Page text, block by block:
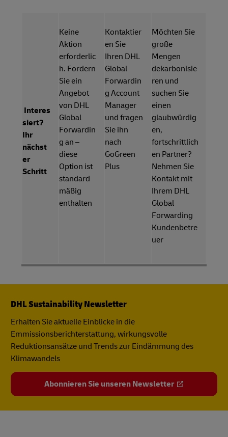
Interes
siert?
Ihr
nächst
er
Schritt
Keine
Aktion
erforderlic
h. Fordern
Sie ein
Angebot
von DHL
Global
Forwardin
g an –
diese
Option ist
standard
mäßig
enthalten
Kontaktier
en Sie
Ihren DHL
Global
Forwardin
g Account
Manager
und fragen
Sie ihn
nach
GoGreen
Plus
Möchten Sie
große
Mengen
dekarbonisie
ren und
suchen Sie
einen
glaubwürdig
en,
fortschrittlich
en Partner?
Nehmen Sie
Kontakt mit
Ihrem DHL
Global
Forwarding
Kundenbetre
uer
DHL Sustainability Newsletter
Erhalten Sie aktuelle Einblicke in die
Emmissionsberichterstattung, wirkungsvolle
Reduktionsansätze und Trends zur Eindämmung des
Klimawandels
Abonnieren Sie unseren Newsletter